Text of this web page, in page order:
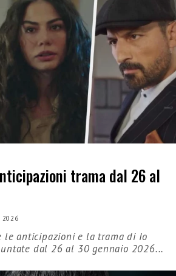
trama dal 26 al
2026
le anticipazioni e la trama di Io
dal 26 al 30 gennaio 2026...